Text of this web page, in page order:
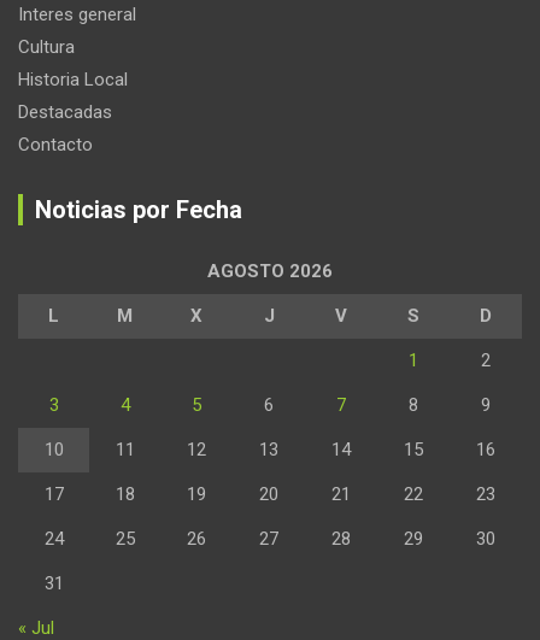
Interes general
Cultura
Historia Local
Destacadas
Contacto
Noticias por Fecha
AGOSTO 2026
L M X J V S D
1 2
3 4 5 6 7 8 9
10 11 12 13 14 15 16
17 18 19 20 21 22 23
24 25 26 27 28 29 30
31
« Jul